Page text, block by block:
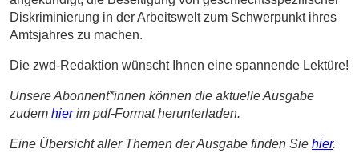
Diskriminierung in der Arbeitswelt zum Schwerpunkt ihres
Amtsjahres zu machen.
Die zwd-Redaktion wünscht Ihnen eine spannende Lektüre!
Unsere Abonnent*innen können die aktuelle Ausgabe
zudem hierim pdf-Format herunterladen.
Eine Übersicht aller Themen der Ausgabe finden Sie hier.